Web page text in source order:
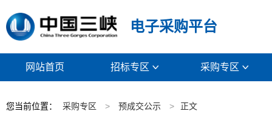
电子采购平台
网站首页 招标专区  采购专区 
您当前位置： 采购专区 > 预成交公示 > 正文